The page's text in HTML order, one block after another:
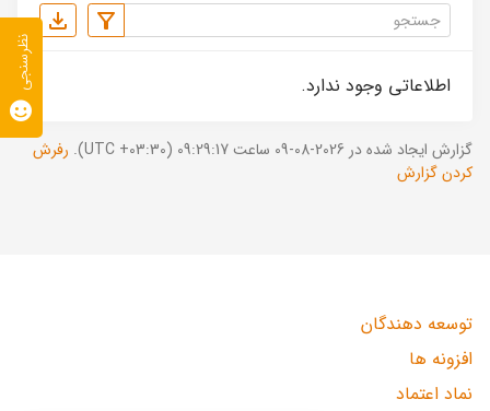
اطلاعاتی وجود ندارد.
گزارش ایجاد شده در 2026-08-09 ساعت 09:29:17 (UTC +03:30).
رفرش
کردن گزارش
توسعه دهندگان
افزونه ها
نماد اعتماد
نظرسنجی